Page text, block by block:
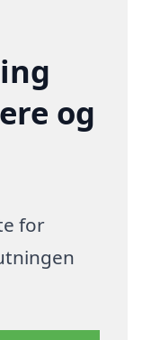
og
for